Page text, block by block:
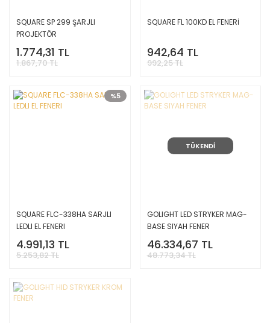
SQUARE SP 299 ŞARJLI
PROJEKTÖR
1.774,31 TL
1.867,70 TL
SQUARE FL 100KD EL FENERİ
942,64 TL
992,25 TL
%5
SQUARE FLC-338HA SARJLI
LEDLI EL FENERI
4.991,13 TL
5.253,82 TL
TÜKENDİ
GOLIGHT LED STRYKER MAG-
BASE SIYAH FENER
46.334,67 TL
48.773,34 TL